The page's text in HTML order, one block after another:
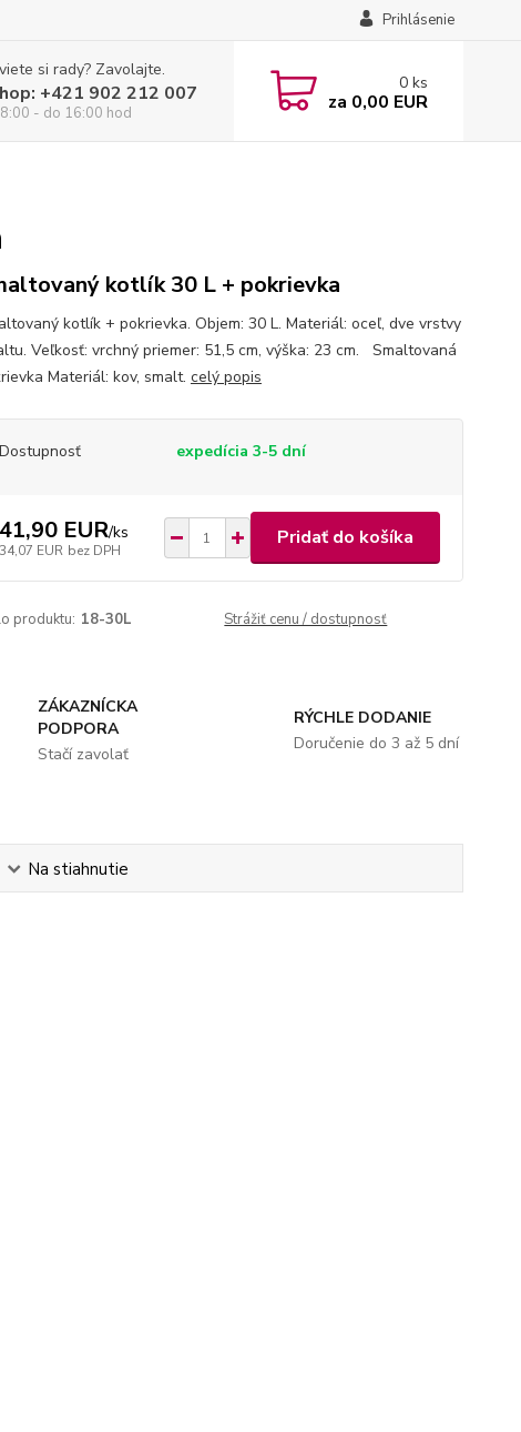
Prihlásenie
si rady? Zavolajte.
+421 902 212 007
- do 16:00 hod
0 ks
za 0,00 EUR
kotlík 30 L + pokrievka
kotlík + pokrievka. Objem: 30 L. Materiál: oceľ, dve vrstvy
Veľkosť: vrchný priemer: 51,5 cm, výška: 23 cm. Smaltovaná
Materiál: kov, smalt. celý popis
Dostupnosť expedícia 3-5 dní
41,90 EUR/ks
34,07 EUR bez DPH
Pridať do košíka
produktu: 18-30L Strážiť cenu / dostupnosť
ZÁKAZNÍCKA
PODPORA
Stačí zavolať
RÝCHLE DODANIE
Doručenie do 3 až 5 dní
Na stiahnutie